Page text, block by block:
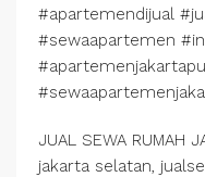
#apartemendijual
#sewaapartemen
JUAL SEWA RUMAH
jakarta selatan,